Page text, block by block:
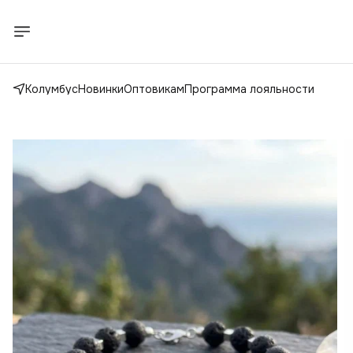
КолумбусНовинкиОптовикамПрограмма лояльности